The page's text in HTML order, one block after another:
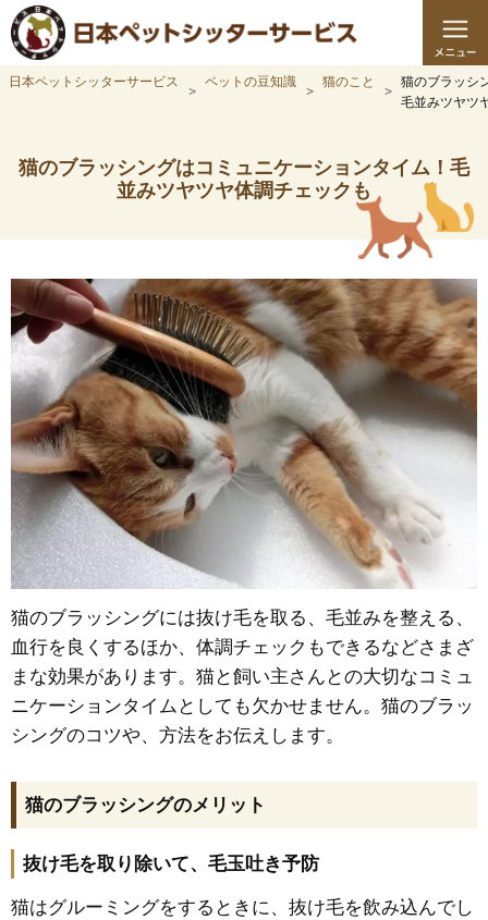
日本ペットシッターサービス ペットの豆知識 猫のこと
猫のブラッシ
毛並みツヤツ
猫のブラッシングはコミュニケーションタイム！毛
並みツヤツヤ体調チェックも
猫のブラッシングには抜け毛を取る、毛並みを整える、
血行を良くするほか、体調チェックもできるなどさまざ
まな効果があります。猫と飼い主さんとの大切なコミュ
ニケーションタイムとしても欠かせません。猫のブラッ
シングのコツや、方法をお伝えします。
猫のブラッシングのメリット
抜け毛を取り除いて、毛玉吐き予防
猫はグルーミングをするときに、抜け毛を飲み込んでし